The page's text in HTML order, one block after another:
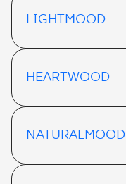
LIGHTMOOD
HEARTWOOD
NATURALMOOD